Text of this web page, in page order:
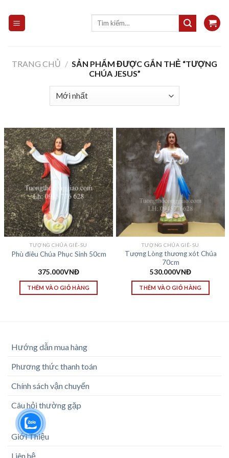
content
Tìm
TRANG CHỦ / SẢN PHẨM ĐƯỢC GẮN THẺ “TƯỢNG
CHÚA JESUS”
TƯỢNG CHÚA GIÊ-SU
Phù điêu Chúa Phục Sinh 50cm
375.000VNĐ
THÊM VÀO GIỎ HÀNG
TƯỢNG CHÚA GIÊ-SU
Tượng Lòng thương xót Chúa
70cm
530.000VNĐ
THÊM VÀO GIỎ HÀNG
Hướng dẫn mua hàng
Phương thức thanh toán
Chính sách vận chuyển
Câu hỏi thường gặp
Giới Thiệu
Liên hệ